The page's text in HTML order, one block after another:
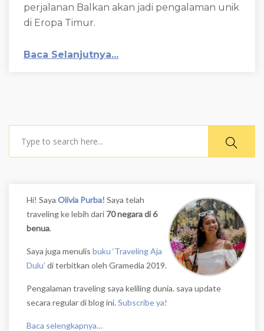
perjalanan Balkan akan jadi pengalaman unik
di Eropa Timur.
Baca Selanjutnya...
Hi! Saya Olivia Purba! Saya telah
traveling ke lebih dari 70 negara di 6
benua.
Saya juga menulis buku ‘Traveling Aja
Dulu’ di terbitkan oleh Gramedia 2019.
Pengalaman traveling saya keliling dunia. saya update
secara regular di blog ini. Subscribe ya!
Baca selengkapnya…